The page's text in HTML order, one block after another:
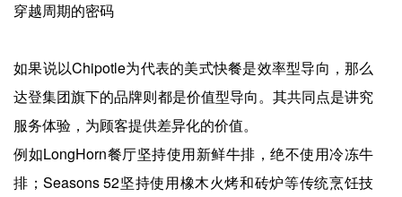
穿越周期的密码
如果说以Chipotle为代表的美式快餐是效率型导向，那么
达登集团旗下的品牌则都是价值型导向。其共同点是讲究
服务体验，为顾客提供差异化的价值。
例如LongHorn餐厅坚持使用新鲜牛排，绝不使用冷冻牛
排；Seasons 52坚持使用橡木火烤和砖炉等传统烹饪技